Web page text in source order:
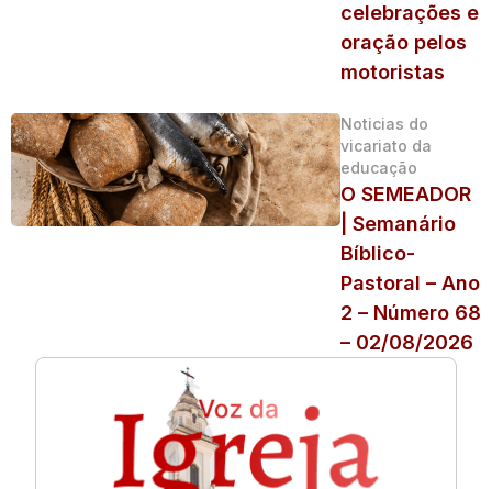
celebrações e
oração pelos
motoristas
Noticias do
vicariato da
educação
O SEMEADOR
| Semanário
Bíblico-
Pastoral – Ano
2 – Número 68
– 02/08/2026